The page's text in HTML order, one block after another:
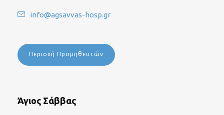
info@agsavvas-hosp.gr
Περιοχή Προμηθευτών
Άγιος Σάββας